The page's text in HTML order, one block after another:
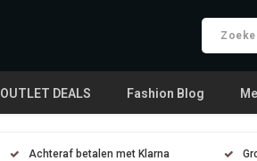
OUTLET DEALS Fashion Blog
Achteraf betalen met Klarna